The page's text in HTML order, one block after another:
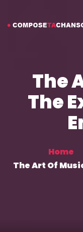
The
The
Home
The Art Of